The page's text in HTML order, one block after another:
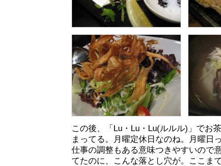
この後、「Lu・Lu・Lu(ルルル)」でお
まってる。月曜定休日なのね。月曜日
仕事の調整もある意味つきやすいので
てたのに、こんな落とし穴が。ここま